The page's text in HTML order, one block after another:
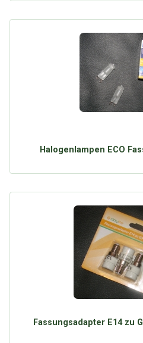
Halogenlampen ECO
Fassungsadapter E14 zu